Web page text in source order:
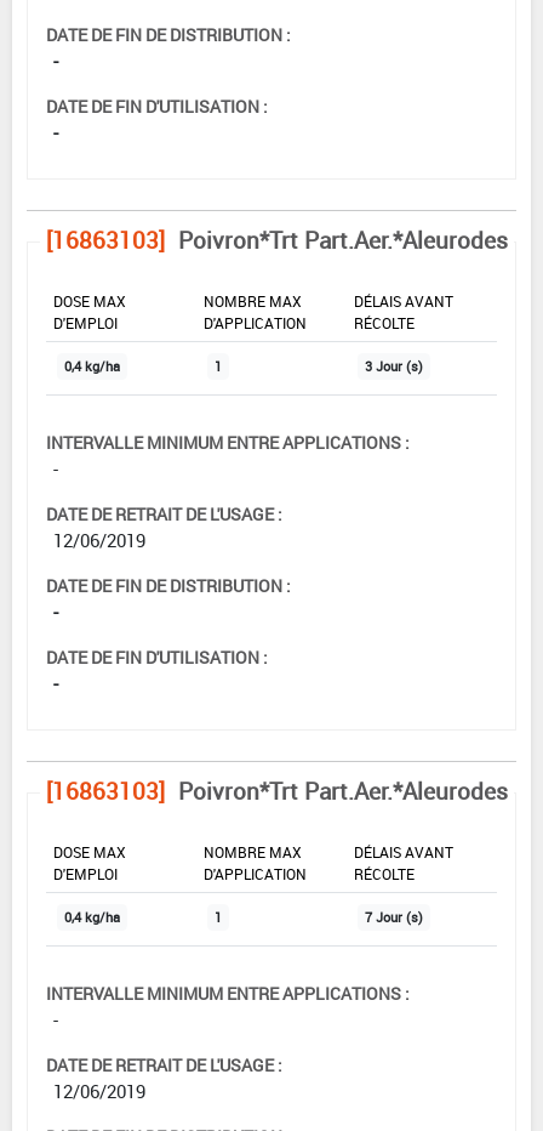
DATE DE FIN DE DISTRIBUTION :
-
DATE DE FIN D'UTILISATION :
-
[16863103] Poivron*Trt Part.Aer.*Aleurodes
DOSE MAX
D'EMPLOI
NOMBRE MAX
D'APPLICATION
DÉLAIS AVANT
RÉCOLTE
0,4 kg/ha 1 3 Jour (s)
INTERVALLE MINIMUM ENTRE APPLICATIONS :
-
DATE DE RETRAIT DE L'USAGE :
12/06/2019
DATE DE FIN DE DISTRIBUTION :
-
DATE DE FIN D'UTILISATION :
-
[16863103] Poivron*Trt Part.Aer.*Aleurodes
DOSE MAX
D'EMPLOI
NOMBRE MAX
D'APPLICATION
DÉLAIS AVANT
RÉCOLTE
0,4 kg/ha 1 7 Jour (s)
INTERVALLE MINIMUM ENTRE APPLICATIONS :
-
DATE DE RETRAIT DE L'USAGE :
12/06/2019